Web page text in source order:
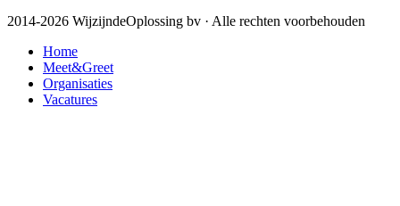
2014-2026 WijzijndeOplossing bv · Alle rechten voorbehouden
Home
Meet&Greet
Organisaties
Vacatures